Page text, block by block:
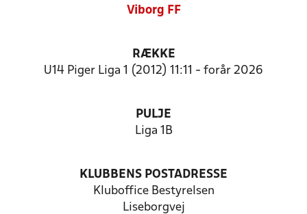
Viborg FF
RÆKKE
U14 Piger Liga 1 (2012) 11:11 - forår 2026
PULJE
Liga 1B
KLUBBENS POSTADRESSE
Kluboffice Bestyrelsen
Liseborgvej